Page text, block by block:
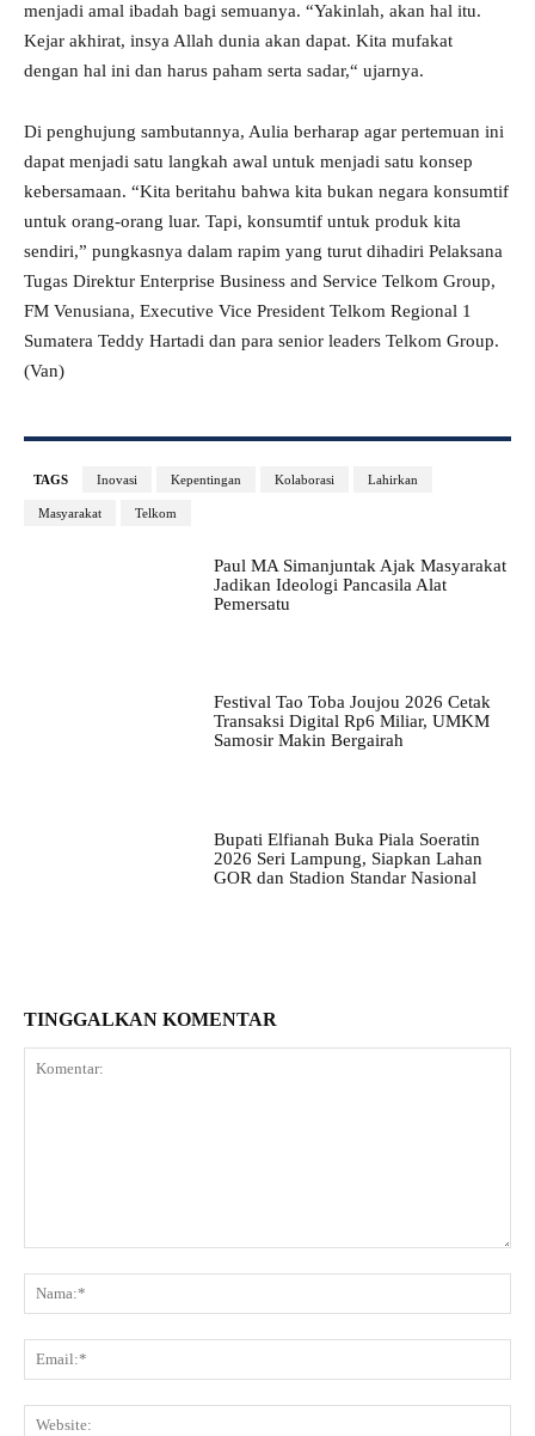
menjadi amal ibadah bagi semuanya. “Yakinlah, akan hal itu.
Kejar akhirat, insya Allah dunia akan dapat. Kita mufakat
dengan hal ini dan harus paham serta sadar,“ ujarnya.
Di penghujung sambutannya, Aulia berharap agar pertemuan ini
dapat menjadi satu langkah awal untuk menjadi satu konsep
kebersamaan. “Kita beritahu bahwa kita bukan negara konsumtif
untuk orang-orang luar. Tapi, konsumtif untuk produk kita
sendiri,” pungkasnya dalam rapim yang turut dihadiri Pelaksana
Tugas Direktur Enterprise Business and Service Telkom Group,
FM Venusiana, Executive Vice President Telkom Regional 1
Sumatera Teddy Hartadi dan para senior leaders Telkom Group.
(Van)
TAGS Inovasi Kepentingan Kolaborasi Lahirkan
Masyarakat Telkom
Paul MA Simanjuntak Ajak Masyarakat
Jadikan Ideologi Pancasila Alat
Pemersatu
Festival Tao Toba Joujou 2026 Cetak
Transaksi Digital Rp6 Miliar, UMKM
Samosir Makin Bergairah
Bupati Elfianah Buka Piala Soeratin
2026 Seri Lampung, Siapkan Lahan
GOR dan Stadion Standar Nasional
TINGGALKAN KOMENTAR